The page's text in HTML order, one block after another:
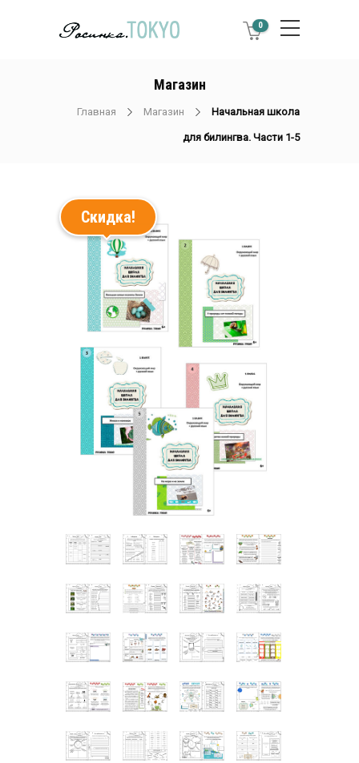
0
Магазин
Главная Магазин Начальная школа
для билингва. Части 1-5
Скидка!